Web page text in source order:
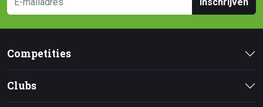
Competities
Clubs